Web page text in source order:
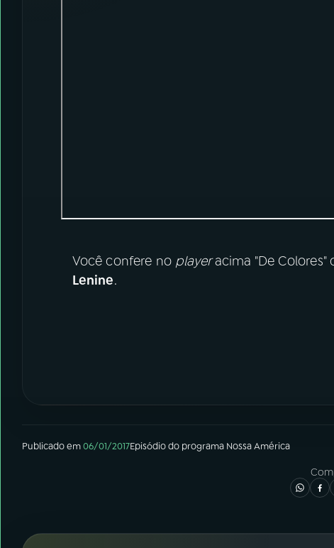
Você confere no playeracima "De
Lenine.
Publicado em06/01/2017Episódiodo programa Nossa América